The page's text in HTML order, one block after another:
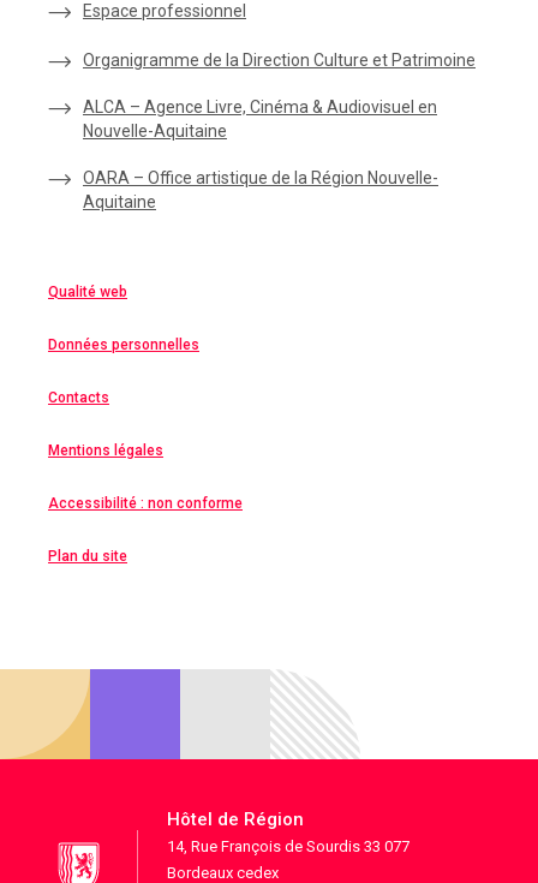
Espace professionnel
Organigramme de la Direction Culture et Patrimoine
ALCA – Agence Livre, Cinéma & Audiovisuel en
Nouvelle-Aquitaine
OARA – Office artistique de la Région Nouvelle-
Aquitaine
Qualité web
Données personnelles
Contacts
Mentions légales
Accessibilité : non conforme
Plan du site
Hôtel de Région
14, Rue François de Sourdis 33 077
Bordeaux cedex